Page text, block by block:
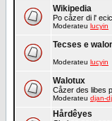
Wikipedia
Po cåzer di l'
Moderateu lucyin
Tecses e
Moderateu lucyin
Walotux
Cåzer des libes
Moderateu djan-
Hårdêyes